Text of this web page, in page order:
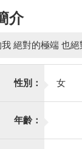
介
絕對的極端 也絕
性別： 女
年齡：